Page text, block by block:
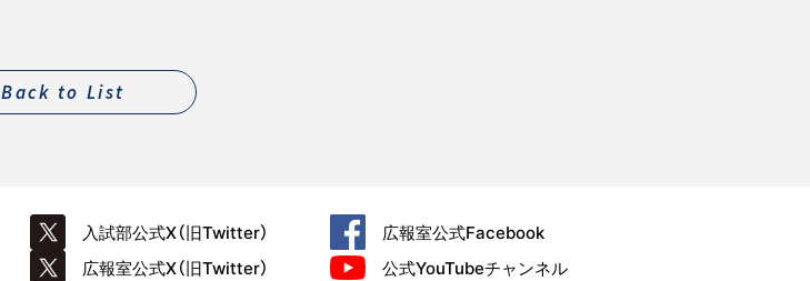
Back to List
入試部公式X（旧Twitter） 広報室公式Facebook
広報室公式X（旧Twitter） 公式YouTubeチャンネル